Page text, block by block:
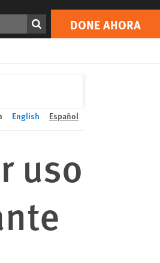
DONE AHORA
Print DONE AHORA
English Español
uso